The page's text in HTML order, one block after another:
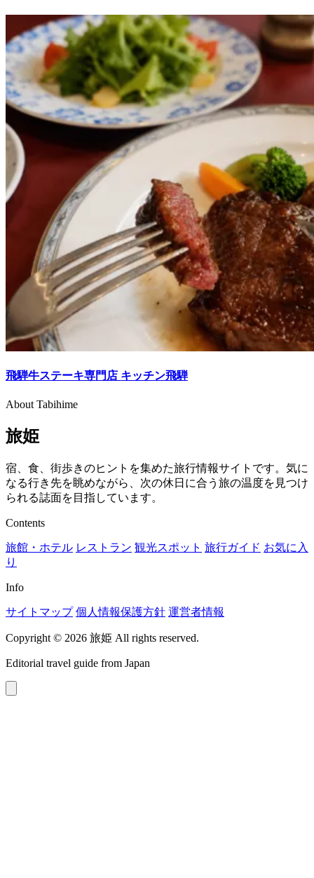
飛騨牛ステーキ専門店 キッチン飛騨
About Tabihime
旅姫
宿、食、街歩きのヒントを集めた旅行情報サイトです。気に
なる行き先を眺めながら、次の休日に合う旅の温度を見つけ
られる誌面を目指しています。
Contents
旅館・ホテル レストラン 観光スポット 旅行ガイド お気に入
り
Info
サイトマップ 個人情報保護方針 運営者情報
Copyright © 2026 旅姫 All rights reserved.
Editorial travel guide from Japan